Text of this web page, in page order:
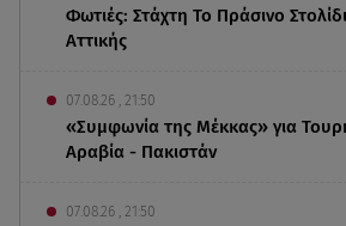
Φωτιές: Στάχτη Το Πράσινο
Αττικής
07.08.26 , 21:50
«Συμφωνία της Μέκκας» για
Αραβία - Πακιστάν
07.08.26 , 21:50